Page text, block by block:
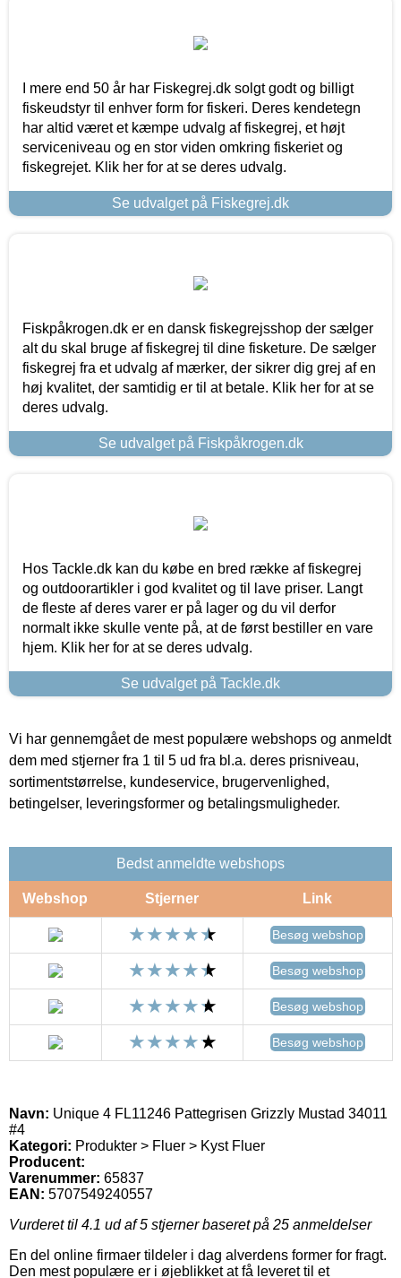
I mere end 50 år har Fiskegrej.dk solgt godt og billigt
fiskeudstyr til enhver form for fiskeri. Deres kendetegn
har altid været et kæmpe udvalg af fiskegrej, et højt
serviceniveau og en stor viden omkring fiskeriet og
fiskegrejet. Klik her for at se deres udvalg.
Se udvalget på Fiskegrej.dk
Fiskpåkrogen.dk er en dansk fiskegrejsshop der sælger
alt du skal bruge af fiskegrej til dine fisketure. De sælger
fiskegrej fra et udvalg af mærker, der sikrer dig grej af en
høj kvalitet, der samtidig er til at betale. Klik her for at se
deres udvalg.
Se udvalget på Fiskpåkrogen.dk
Hos Tackle.dk kan du købe en bred række af fiskegrej
og outdoorartikler i god kvalitet og til lave priser. Langt
de fleste af deres varer er på lager og du vil derfor
normalt ikke skulle vente på, at de først bestiller en vare
hjem. Klik her for at se deres udvalg.
Se udvalget på Tackle.dk
Vi har gennemgået de mest populære webshops og anmeldt
dem med stjerner fra 1 til 5 ud fra bl.a. deres prisniveau,
sortimentstørrelse, kundeservice, brugervenlighed,
betingelser, leveringsformer og betalingsmuligheder.
Bedst anmeldte webshops
Webshop Stjerner Link
Besøg webshop
Besøg webshop
Besøg webshop
Besøg webshop
Navn: Unique 4 FL11246 Pattegrisen Grizzly Mustad 34011
#4
Kategori: Produkter > Fluer > Kyst Fluer
Producent:
Varenummer: 65837
EAN: 5707549240557
Vurderet til 4.1 ud af 5 stjerner baseret på 25 anmeldelser
En del online firmaer tildeler i dag alverdens former for fragt.
Den mest populære er i øjeblikket at få leveret til et